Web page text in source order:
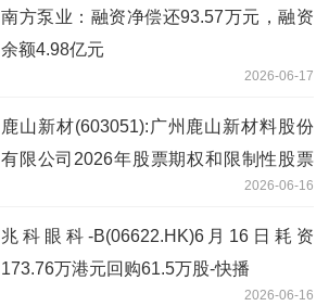
南方泵业：融资净偿还93.57万元，融资
余额4.98亿元
2026-06-17
鹿山新材(603051):广州鹿山新材料股份
有限公司2026年股票期权和限制性股票
激励计划首次授予激励对象名单 每日速
递
2026-06-16
兆科眼科-B(06622.HK)6月16日耗资
173.76万港元回购61.5万股-快播
2026-06-16